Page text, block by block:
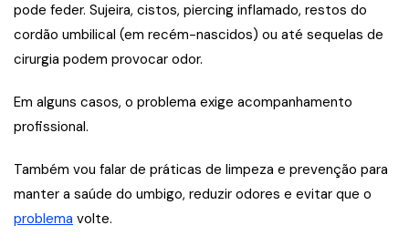
pode feder. Sujeira, cistos, piercing inflamado, restos do
cordão umbilical (em recém-nascidos) ou até sequelas de
cirurgia podem provocar odor.
Em alguns casos, o problema exige acompanhamento
profissional.
Também vou falar de práticas de limpeza e prevenção para
manter a saúde do umbigo, reduzir odores e evitar que o
problema volte.